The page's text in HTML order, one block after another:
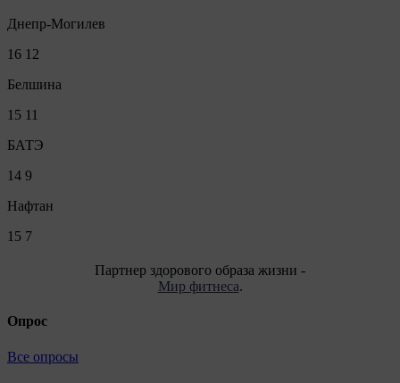
Днепр-Могилев
16 12
Белшина
15 11
БАТЭ
14 9
Нафтан
15 7
Партнер здорового образа жизни -
Мир фитнеса.
Опрос
Все опросы